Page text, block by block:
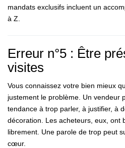
mandats exclusifs incluent un
à Z.
Erreur n°5 : Être
visites
Vous connaissez votre bien mieux
justement le problème. Un vendeur
tendance à trop parler, à justifier, à
décoration. Les acheteurs, eux, ont
librement. Une parole de trop peut
cœur.